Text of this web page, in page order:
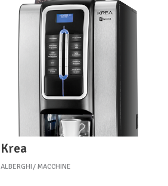
Krea
ALBERGHI MACCHINE